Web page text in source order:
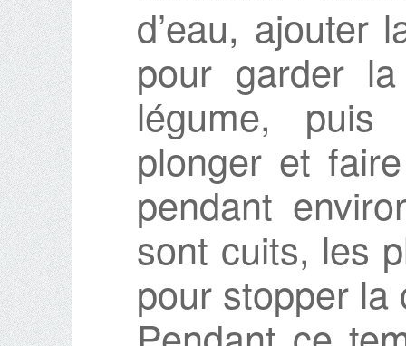
d’eau, ajouter
pour garder
légume, puis
plonger et
pendant
sont cuits, les
pour stopper la